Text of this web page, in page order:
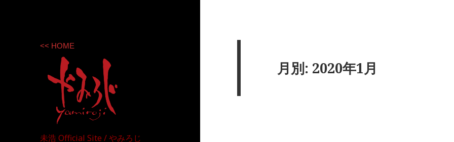
<< HOME
未浩 Official Site / やみろじ
月別: 2020年1月